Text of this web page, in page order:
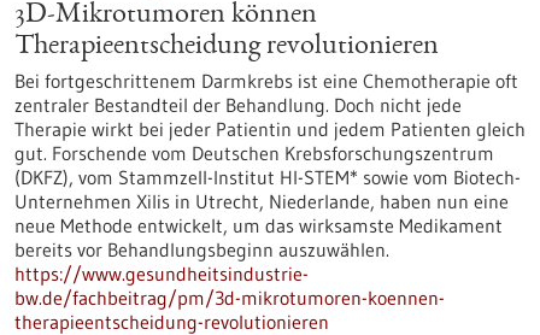
3D-Mikrotumoren können
Therapieentscheidung revolutionieren
Bei fortgeschrittenem Darmkrebs ist eine Chemotherapie oft
zentraler Bestandteil der Behandlung. Doch nicht jede
Therapie wirkt bei jeder Patientin und jedem Patienten gleich
gut. Forschende vom Deutschen Krebsforschungszentrum
(DKFZ), vom Stammzell-Institut HI-STEM* sowie vom Biotech-
Unternehmen Xilis in Utrecht, Niederlande, haben nun eine
neue Methode entwickelt, um das wirksamste Medikament
bereits vor Behandlungsbeginn auszuwählen.
https://www.gesundheitsindustrie-
bw.de/fachbeitrag/pm/3d-mikrotumoren-koennen-
therapieentscheidung-revolutionieren